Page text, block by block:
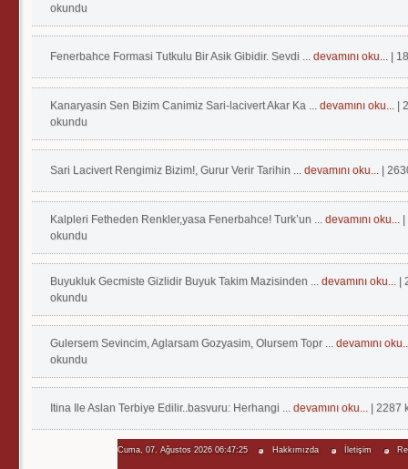
okundu
Fenerbahce Formasi Tutkulu Bir Asik Gibidir. Sevdi ... devamını oku... |
Kanaryasin Sen Bizim Canimiz Sari-lacivert Akar Ka ... devamını oku...
|
okundu
Sari Lacivert Rengimiz Bizim!, Gurur Verir Tarihin ... devamını oku... |
Kalpleri Fetheden Renkler,yasa Fenerbahce! Turk’un ... devamını oku...
okundu
Buyukluk Gecmiste Gizlidir Buyuk Takim Mazisinden ... devamını oku...
okundu
Gulersem Sevincim, Aglarsam Gozyasim, Olursem Topr ... devamını
okundu
Itina Ile Aslan Terbiye Edilir..basvuru: Herhangi ... devamını oku... | 2287